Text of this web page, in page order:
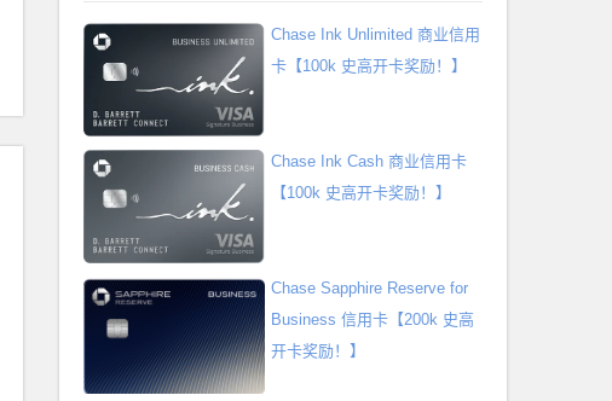
Chase Ink Unlimited 商业信用
卡【100k 史高开卡奖励！】
Chase Ink Cash 商业信用卡
【100k 史高开卡奖励！】
Chase Sapphire Reserve for
Business 信用卡【200k 史高
开卡奖励！】